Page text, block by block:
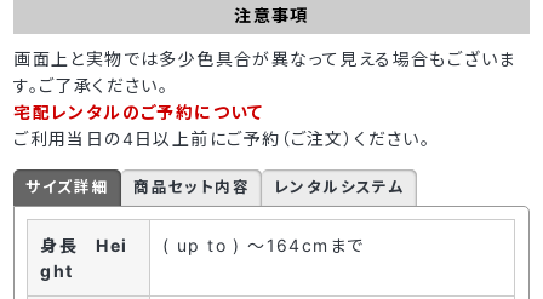
注意事項
画面上と実物では多少色具合が異なって見える場合もございま
す。ご了承ください。
宅配レンタルのご予約について
ご利用当日の4日以上前にご予約（ご注文）ください。
サイズ詳細 商品セット内容 レンタルシステム
身長 Hei
ght
( up to ) ～164cmまで